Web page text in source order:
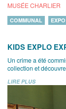
MUSÉE CHARLIER
COMMUNAL EXPO
KIDS EXPLO
Un crime a été
collection et
LIRE PLUS